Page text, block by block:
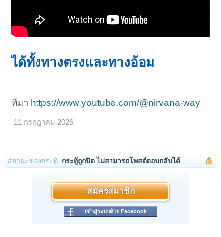
ได้ทั้งทางตรงและทางอ้อม
ที่มา https://www.youtube.com/@nirvana-way
11 กรกฎาคม 2026
สถานะของกระทู้: กระทู้ถูกปิด ไม่สามารถโพสต์ตอบกลับได้
สมัครสมาชิก
เข้าสู่ระบบด้วย Facebook